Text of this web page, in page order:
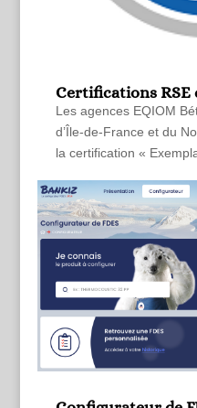
Certifications RSE
Les agences EQIOM
d’Île-de-France et du
la certification «